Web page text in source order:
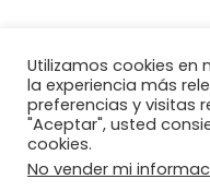
Utilizamos cookies en
la experiencia más
preferencias y visitas
"Aceptar", usted
cookies.
No vender mi